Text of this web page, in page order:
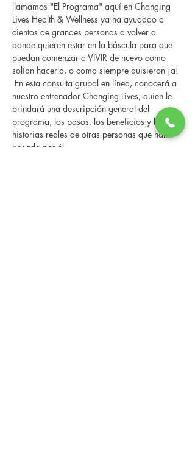
llamamos "El Programa" aquí en Changing
Lives Health & Wellness ya ha ayudado a
cientos de grandes personas a volver a
donde quieren estar en la báscula para que
puedan comenzar a VIVIR de nuevo como
solían hacerlo, o como siempre quisieron ¡a!
nuestro entrenador Changing Lives, quien le
brindará una descripción general del
programa, los pasos, los beneficios y las
historias reales de otras personas que han
pasado por él.